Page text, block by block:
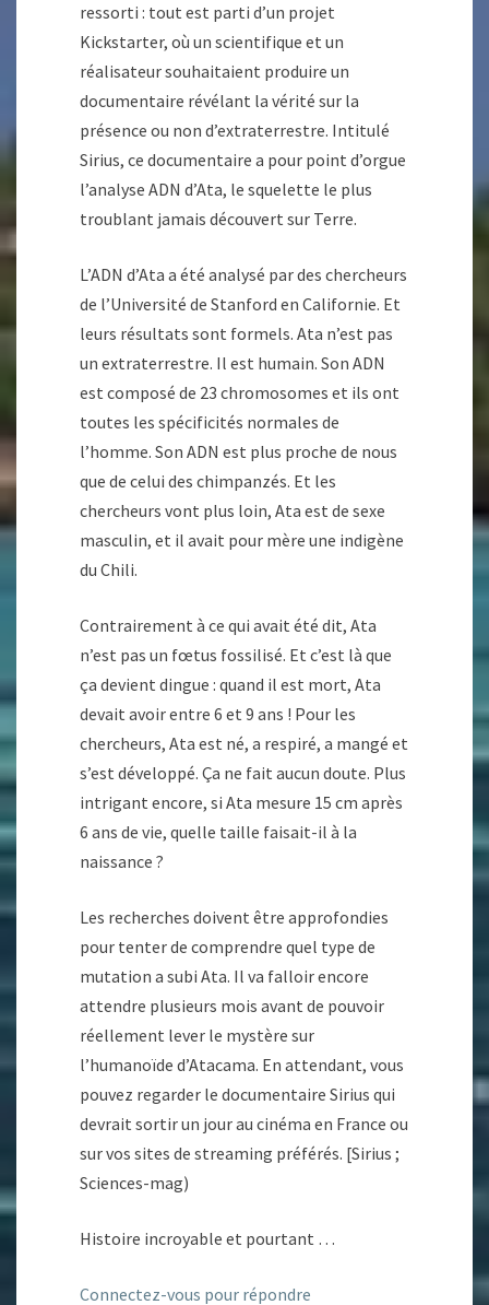
ressorti : tout est parti d’un projet
Kickstarter, où un scientifique et un
réalisateur souhaitaient produire un
documentaire révélant la vérité sur la
présence ou non d’extraterrestre. Intitulé
Sirius, ce documentaire a pour point d’orgue
l’analyse ADN d’Ata, le squelette le plus
troublant jamais découvert sur Terre.
L’ADN d’Ata a été analysé par des chercheurs
de l’Université de Stanford en Californie. Et
leurs résultats sont formels. Ata n’est pas
un extraterrestre. Il est humain. Son ADN
est composé de 23 chromosomes et ils ont
toutes les spécificités normales de
l’homme. Son ADN est plus proche de nous
que de celui des chimpanzés. Et les
chercheurs vont plus loin, Ata est de sexe
masculin, et il avait pour mère une indigène
du Chili.
Contrairement à ce qui avait été dit, Ata
n’est pas un fœtus fossilisé. Et c’est là que
ça devient dingue : quand il est mort, Ata
devait avoir entre 6 et 9 ans ! Pour les
chercheurs, Ata est né, a respiré, a mangé et
s’est développé. Ça ne fait aucun doute. Plus
intrigant encore, si Ata mesure 15 cm après
6 ans de vie, quelle taille faisait-il à la
naissance ?
Les recherches doivent être approfondies
pour tenter de comprendre quel type de
mutation a subi Ata. Il va falloir encore
attendre plusieurs mois avant de pouvoir
réellement lever le mystère sur
l’humanoïde d’Atacama. En attendant, vous
pouvez regarder le documentaire Sirius qui
devrait sortir un jour au cinéma en France ou
sur vos sites de streaming préférés. [Sirius ;
Sciences-mag)
Histoire incroyable et pourtant …
Connectez-vous pour répondre